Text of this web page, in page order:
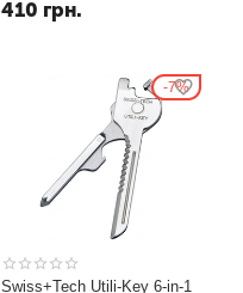
410 грн.
7%
Swiss+Tech Utili-Key 6-in-1